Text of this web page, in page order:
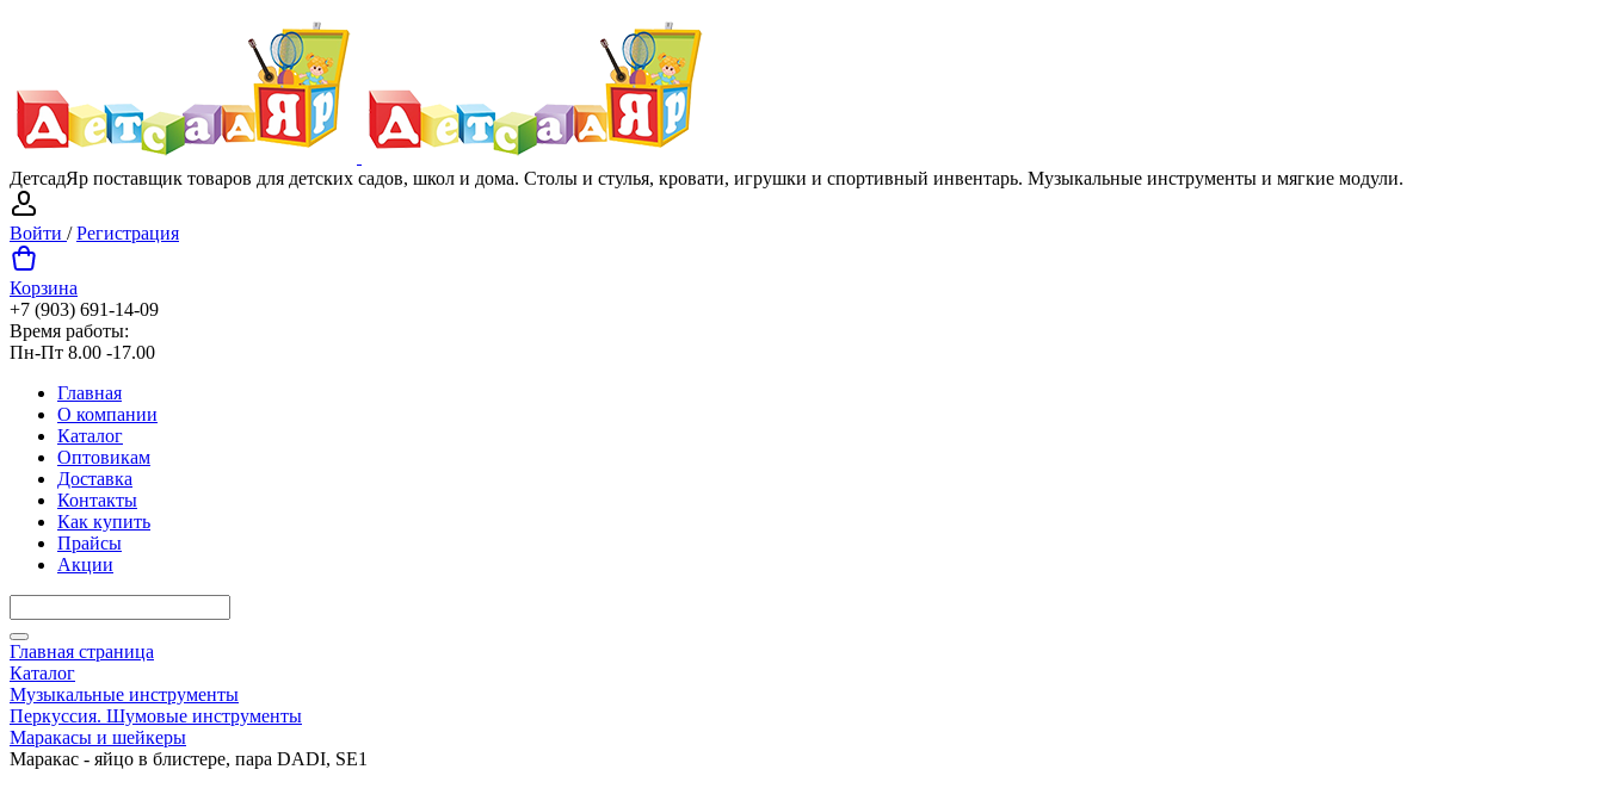
ДетсадЯр поставщик товаров для детских садов, школ и дома. Столы и стулья, кровати, игрушки и спортивный инвентарь. Музыкальные инструменты и мягкие модули.
Войти /Регистрация
Корзина
+7 (903) 691-14-09
Время работы:
Пн-Пт 8.00 -17.00
Главная
О компании
Каталог
Оптовикам
Доставка
Контакты
Как купить
Прайсы
Акции
Главная страница
Каталог
Музыкальные инструменты
Перкуссия. Шумовые инструменты
Маракасы и шейкеры
Маракас - яйцо в блистере, пара DADI, SE1